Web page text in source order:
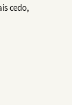
cedo,